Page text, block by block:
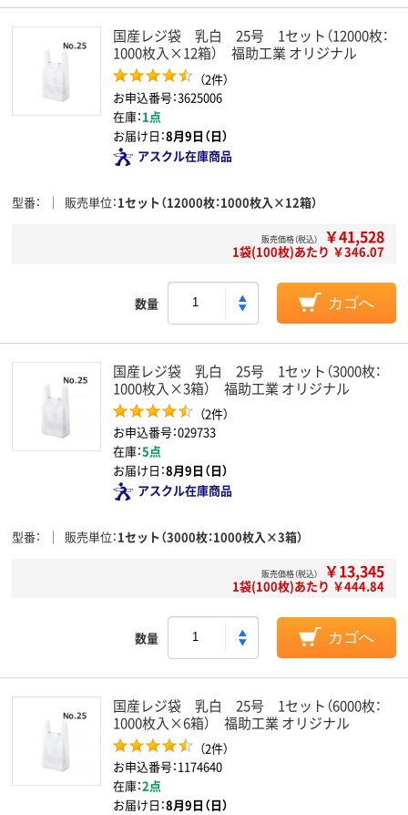
国産レジ袋 乳白 25号 1セット（12000枚：
1000枚入×12箱） 福助工業 オリジナル
（2件）
お申込番号：3625006
在庫：1点
お届け日：8月9日（日）
アスクル在庫商品
型番 販売単位 1セット（12000枚：1000枚入×12箱）
販売価格（税込） ￥41,528
1袋(100枚)あたり ￥346.07
数量 カゴへ
国産レジ袋 乳白 25号 1セット（3000枚：
1000枚入×3箱） 福助工業 オリジナル
（2件）
お申込番号：029733
在庫：5点
お届け日：8月9日（日）
アスクル在庫商品
型番 販売単位 1セット（3000枚：1000枚入×3箱）
販売価格（税込） ￥13,345
1袋(100枚)あたり ￥444.84
数量 カゴへ
国産レジ袋 乳白 25号 1セット（6000枚：
1000枚入×6箱） 福助工業 オリジナル
（2件）
お申込番号：1174640
在庫：2点
お届け日：8月9日（日）